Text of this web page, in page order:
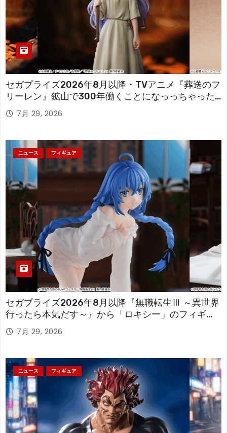
セガプライズ2026年8月以降・TVアニメ『葬送のフ
リーレン』鉱山で300年働くことになっっちゃった
「フリーレン」を立体化！
7月 29, 2026
ニュース フィギュア
セガプライズ2026年8月以降『無職転生Ⅲ ～異世界
行ったら本気だす～』から「ロキシー」のフィギュ
アが登場！
7月 29, 2026
ニュース フィギュア